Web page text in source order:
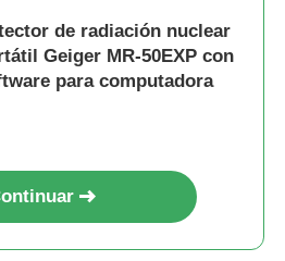
de radiación nuclear
Geiger MR-50EXP con
para computadora